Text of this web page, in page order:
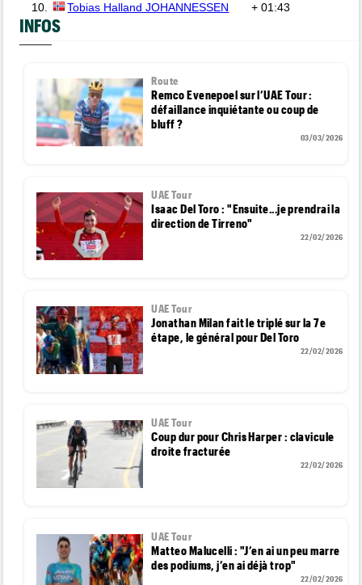
10.
Tobias Halland JOHANNESSEN + 01:43
INFOS
Route
Remco Evenepoel sur l’UAE Tour :
défaillance inquiétante ou coup de
bluff ?
03/03/2026
UAE Tour
Isaac Del Toro : "Ensuite...je prendrai la
direction de Tirreno"
22/02/2026
UAE Tour
Jonathan Milan fait le triplé sur la 7e
étape, le général pour Del Toro
22/02/2026
UAE Tour
Coup dur pour Chris Harper : clavicule
droite fracturée
22/02/2026
UAE Tour
Matteo Malucelli : "J’en ai un peu marre
des podiums, j’en ai déjà trop"
22/02/2026